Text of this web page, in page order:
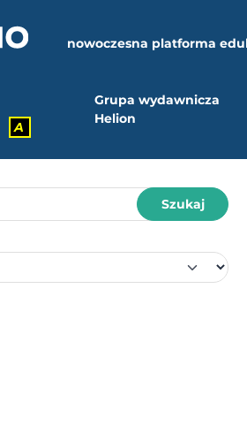
nowoczesna platforma
A
Grupa wydawnicza
Helion
Szukaj